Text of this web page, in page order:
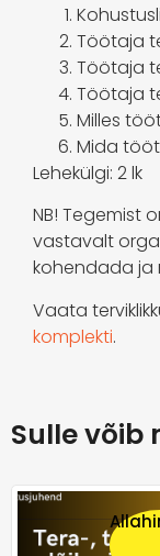
Töötaja
Töötaja
Töötaja
Milles
Mida
Lehekülgi: 2 lk
NB! Tegemist
vastavalt
kohendada ja
Vaata
komplekti.
Sulle võib